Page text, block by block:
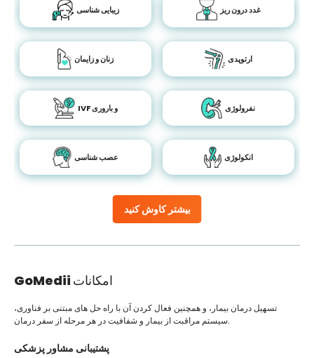
بیشتر کاوش کنید
زیبایی شناسی غدد درون ریز
زنان و زایمان ارتوپدی
IVF و باروری نفرولوژی
عصب شناسی انکولوژی
GoMedii امکانات
تسهیل درمان بیمار، و همچنین فعال کردن آن با راه حل های مبتنی بر فناوری،
سیستم مراقبت از بیمار و شفافیت در هر مرحله از سفر درمان.
پشتیبانی مشاور پزشکی